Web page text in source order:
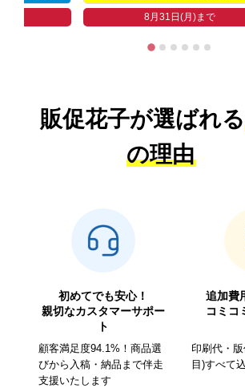
8月31日(月)まで
販促花子が選ばれる
の理由
初めてでも安心！
親切なカスタマーサポー
ト
顧客満足度94.1%！商品選
びから入稿・納品まで伴走
支援いたします
追加費
コミコ
印刷代・
目)すべて